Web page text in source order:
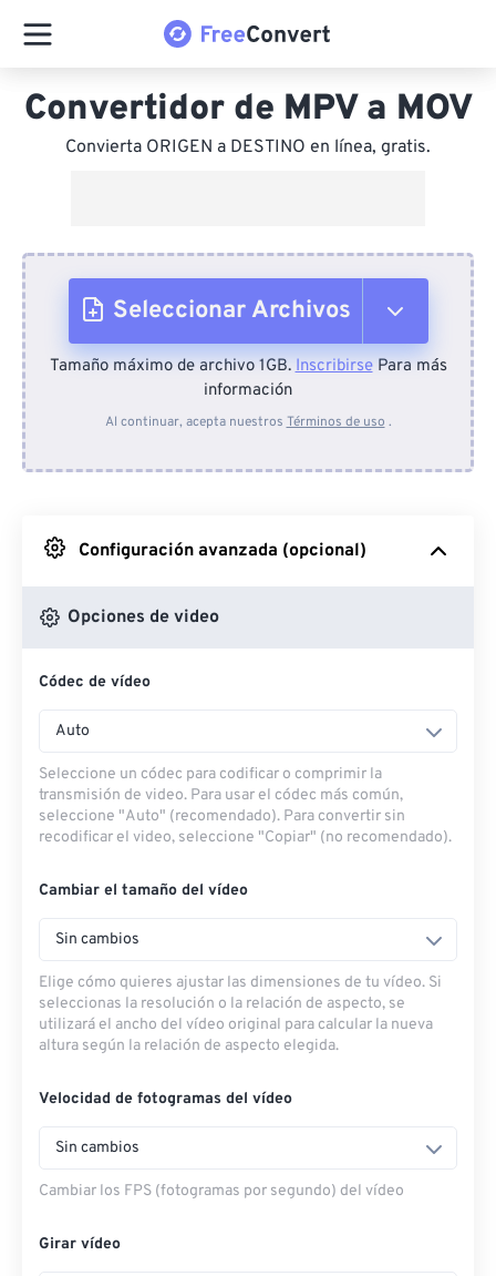
Convertidor de MPV a MOV
Convierta ORIGEN a DESTINO en línea, gratis.
Seleccionar Archivos
Desde el dispositivo
Desde Google Drive
Desde OneDrive
Desde URL
Tamaño máximo de archivo 1GB.InscribirsePara más
información
Al continuar, acepta nuestros Términos de uso .
Configuración avanzada (opcional)
Opciones de video
Códec de vídeo
Auto
Seleccione un códec para codificar o comprimir la
transmisión de video. Para usar el códec más común,
seleccione "Auto" (recomendado). Para convertir sin
recodificar el video, seleccione "Copiar" (no recomendado).
Cambiar el tamaño del vídeo
Sin cambios
Elige cómo quieres ajustar las dimensiones de tu vídeo. Si
seleccionas la resolución o la relación de aspecto, se
utilizará el ancho del vídeo original para calcular la nueva
altura según la relación de aspecto elegida.
Velocidad de fotogramas del vídeo
Sin cambios
Cambiar los FPS (fotogramas por segundo) del vídeo
Girar vídeo